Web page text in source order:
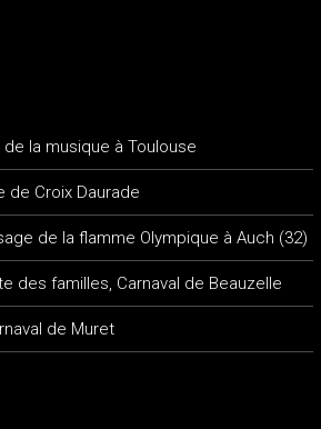
la musique à Toulouse
de Croix Daurade
de la flamme Olympique à Auch (32)
des familles, Carnaval de Beauzelle
de Muret